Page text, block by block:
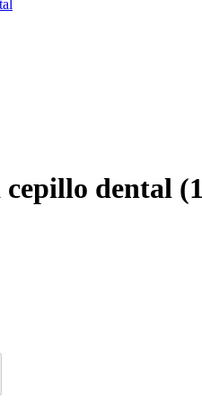
cepillo dental (